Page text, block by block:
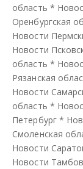
область *
Оренбургская
Новости
Новости
область *
Рязанская
Новости
область *
Петербург*
Смоленская
Новости
Новости